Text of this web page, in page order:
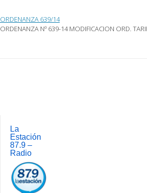
ORDENANZA 639/14
ORDENANZA Nº 639-14 MODIFICACION ORD.
La
Estación
87.9 –
Radio